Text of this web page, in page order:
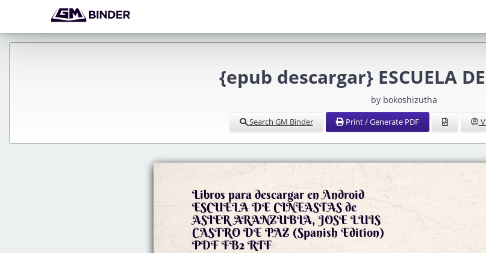
{epub descargar} ESCUELA
by bokoshizutha
Search GM Binder Print / Generate PDF
Libros para descargar en Android
ESCUELA DE CINEASTAS de
ASIER ARANZUBIA, JOSE LUIS
CASTRO DE PAZ (Spanish Edition)
PDF FB2 RTF